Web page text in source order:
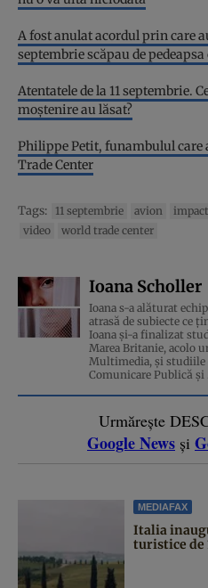
A fost anulat acordul prin care
septembrie scăpau de
Atentatele de la 11 septembrie.
moștenire au lăsat?
Philippe Petit, funambulul care
Trade Center
Tags: 11 septembrie avion impact
video
world trade center
Ioana Scholler
Ioana s-a alăturat
atrasă de subiecte ce
Ioana și-a finalizat
Marea Britanie, acolo
Multimedia, și studiile
Comunicare Publică și
Urmărește
Google News și
MEDIAFAX
Italia
turistice de